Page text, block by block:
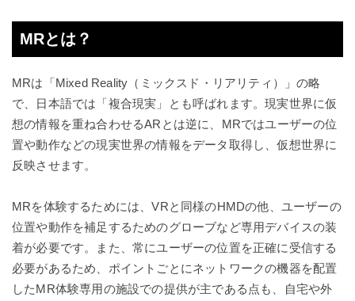
MRとは？
MRは「Mixed Reality（ミックスド・リアリティ）」の略
で、日本語では「複合現実」とも呼ばれます。現実世界に仮
想の情報を重ね合わせるARとは逆に、MRではユーザーの位
置や動作などの現実世界の情報をデータ取得し、仮想世界に
反映させます。
MRを体験するためには、VRと同様のHMDの他、ユーザーの
位置や動作を補足するためのグローブなど専用デバイスの装
着が必要です。また、常にユーザーの位置を正確に受信する
必要があるため、ポイントごとにネットワークの機器を配置
したMR体験専用の施設での提供が主である点も、自宅や外